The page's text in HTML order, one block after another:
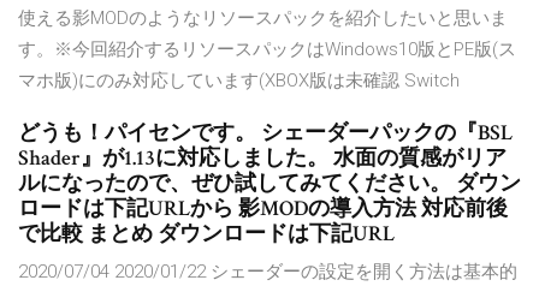
使える影MODのようなリソースパックを紹介したいと思いま
す。※今回紹介するリソースパックはWindows10版とPE版(ス
マホ版)にのみ対応しています(XBOX版は未確認 Switch
どうも！パイセンです。 シェーダーパックの『BSL
Shader』が1.13に対応しました。 水面の質感がリア
ルになったので、ぜひ試してみてください。 ダウン
ロードは下記URLから 影MODの導入方法 対応前後
で比較 まとめ ダウンロードは下記URL
2020/07/04 2020/01/22 シェーダーの設定を開く方法は基本的